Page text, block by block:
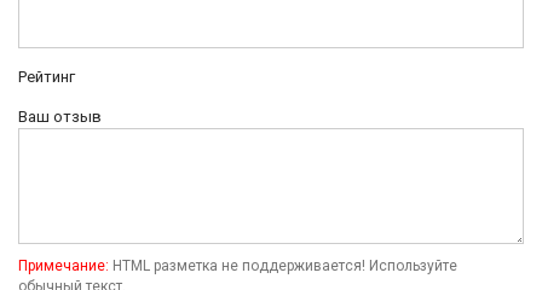
Рейтинг
Ваш отзыв
Примечание: HTML разметка не поддерживается! Используйте
обычный текст.